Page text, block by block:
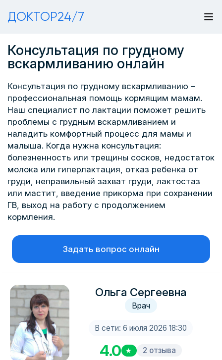
ДОКТОР24/7
Консультация по грудному
вскармливанию онлайн
Консультация по грудному вскармливанию –
профессиональная помощь кормящим мамам.
Наш специалист по лактации поможет решить
проблемы с грудным вскармливанием и
наладить комфортный процесс для мамы и
малыша. Когда нужна консультация:
болезненность или трещины сосков, недостаток
молока или гиперлактация, отказ ребенка от
груди, неправильный захват груди, лактостаз
или мастит, введение прикорма при сохранении
ГВ, выход на работу с продолжением
кормления.
Задать вопрос онлайн
Ольга Сергеевна
Врач
В сети: 6 июля 2026 18:30
4.0 ★ 2 отзыва